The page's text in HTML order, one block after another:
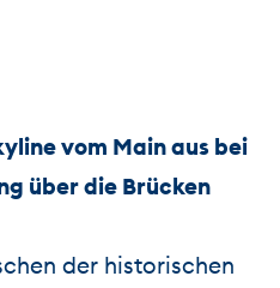
vom Main aus bei
über die Brücken
der historischen